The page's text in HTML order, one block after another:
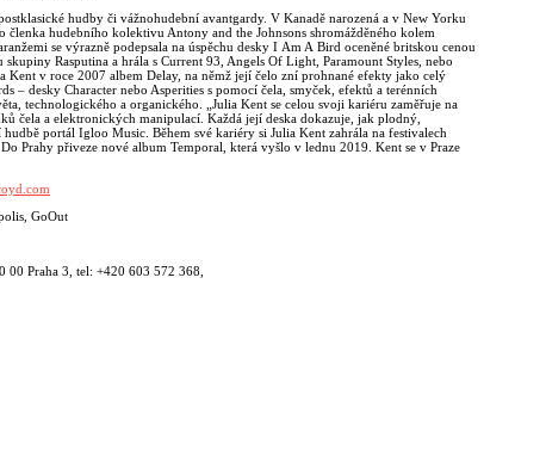
hudby či vážnohudební avantgardy. V Kanadě narozená a v New Yorku
členka hudebního kolektivu Antony and the Johnsons shromážděného kolem
se výrazně podepsala na úspěchu desky I Am A Bird oceněné britskou cenou
Rasputina a hrála s Current 93, Angels Of Light, Paramount Styles, nebo
Kent v roce 2007 albem Delay, na němž její čelo zní prohnané efekty jako celý
– desky Character nebo Asperities s pomocí čela, smyček, efektů a terénních
technologického a organického. „Julia Kent se celou svoji kariéru zaměřuje na
čela a elektronických manipulací. Každá její deska dokazuje, jak plodný,
portál Igloo Music. Během své kariéry si Julia Kent zahrála na festivalech
Prahy přiveze nové album Temporal, která vyšlo v lednu 2019. Kent se v Praze
GoOut
Praha 3, tel: +420 603 572 368,